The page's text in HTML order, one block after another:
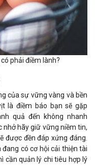
phải điềm lành?
của sự vững vàng và bền
là điềm báo bạn sẽ gặp
quả đến không nhanh
nhở hãy giữ vững niềm tin,
được đền đáp xứng đáng.
có cơ hội cải thiện tài
cần quản lý chi tiêu hợp lý